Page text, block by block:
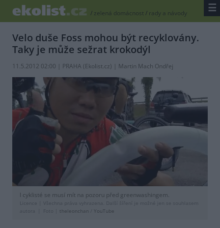
/ zelená domácnost/ rady a návody ☰
Velo duše Foss mohou být recyklovány.
Taky je může sežrat krokodýl
11.5.2012 02:00 | PRAHA (Ekolist.cz) | Martin Mach Ondřej
I cyklisté se musí mít na pozoru před greenwashingem.
Licence |
Všechna práva vyhrazena. Další šíření je možné jen se souhlasem
autora
Foto | theleonchan YouTube